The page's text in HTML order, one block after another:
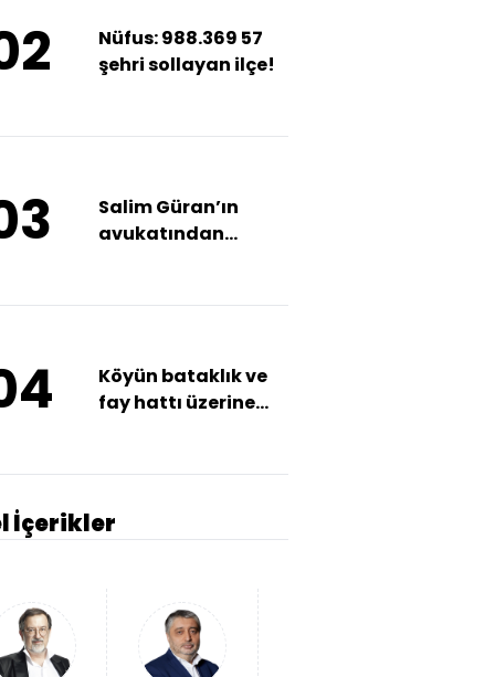
İçerikler
Nüfus: 988.369 57
şehri sollayan ilçe!
Salim Güran’ın
avukatından
Köyün bataklık ve
fay hattı üzerine